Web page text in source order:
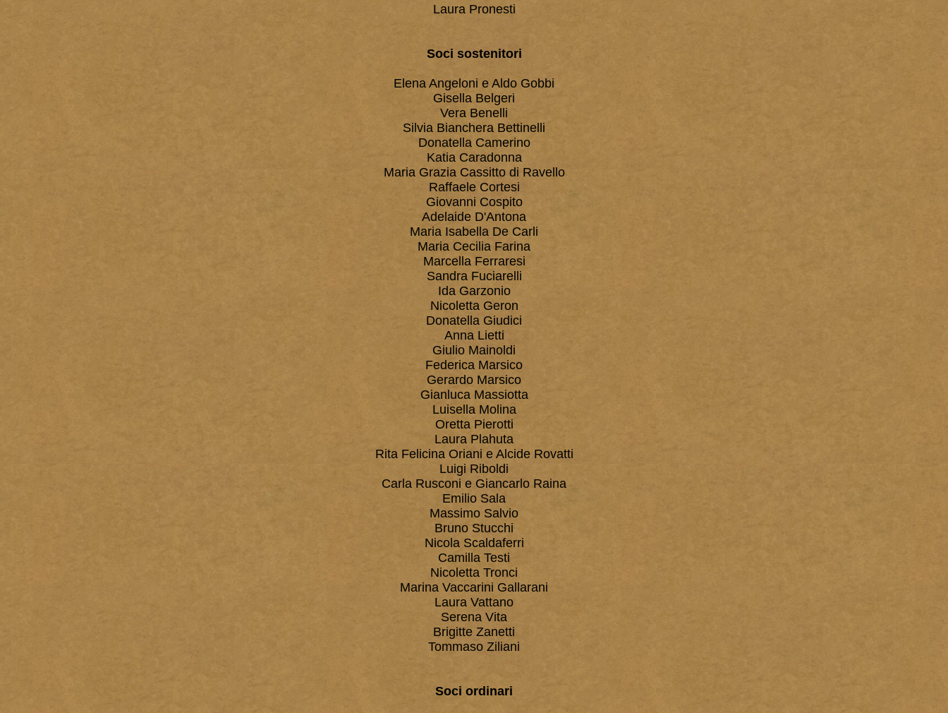
Laura Pronesti
Soci sostenitori
Elena Angeloni e Aldo Gobbi
Gisella Belgeri
Vera Benelli
Silvia Bianchera Bettinelli
Donatella Camerino
Katia Caradonna
Maria Grazia Cassitto di Ravello
Raffaele Cortesi
Giovanni Cospito
Adelaide D'Antona
Maria Isabella De Carli
Maria Cecilia Farina
Marcella Ferraresi
Sandra Fuciarelli
Ida Garzonio
Nicoletta Geron
Donatella Giudici
Anna Lietti
Giulio ​Mainoldi
Federica Marsico
Gerardo Marsico
Gianluca Massiotta
Luisella Molina
Oretta Pierotti
Laura Plahuta
Rita Felicina Oriani e Alcide Rovatti
Luigi Riboldi
Carla Rusconi e Giancarlo Raina
Emilio Sala
Massimo Salvio
Bruno Stucchi
Nicola Scaldaferri
Camilla Testi
Nicoletta Tronci
Marina Vaccarini Gallarani
Laura Vattano
Serena Vita
Brigitte Zanetti
Tommaso Ziliani
Soci ordinari